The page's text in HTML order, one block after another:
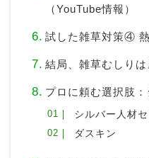
（YouTube情報）
試した雑草対策④
結局、雑草むしり
プロに頼む選択肢
シルバー人材
ダスキン